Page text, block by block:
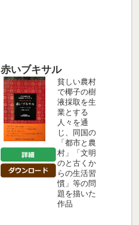
赤いブキサル
貧しい農村
で椰子の樹
液採取を生
業とする
人々を通
じ、同国の
「都市と農
村」「文明
のと古くか
らの生活習
慣」等の問
題を描いた
作品